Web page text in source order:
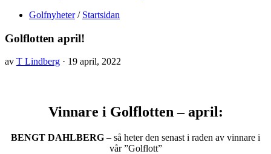
Golfnyheter / Startsidan
Golflotten april!
av T Lindberg · 19 april, 2022
Vinnare i Golflotten – april:
BENGT DAHLBERG – så heter den senast i raden av vinnare i
vår ”Golflott”